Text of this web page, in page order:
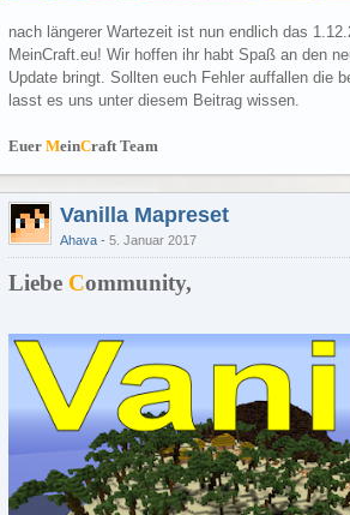
nach längerer Wartezeit ist nun endlich das
MeinCraft.eu! Wir hoffen ihr habt Spaß an den
Update bringt. Sollten euch Fehler auffallen die
lasst es uns unter diesem Beitrag wissen.
Euer MeinCraft Team
Vanilla Mapreset
Ahava 5. Januar 2017
Liebe Community,